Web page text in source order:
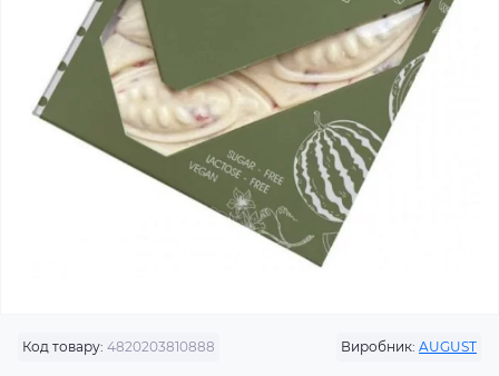
Код товару: 4820203810888 Виробник: AUGUST